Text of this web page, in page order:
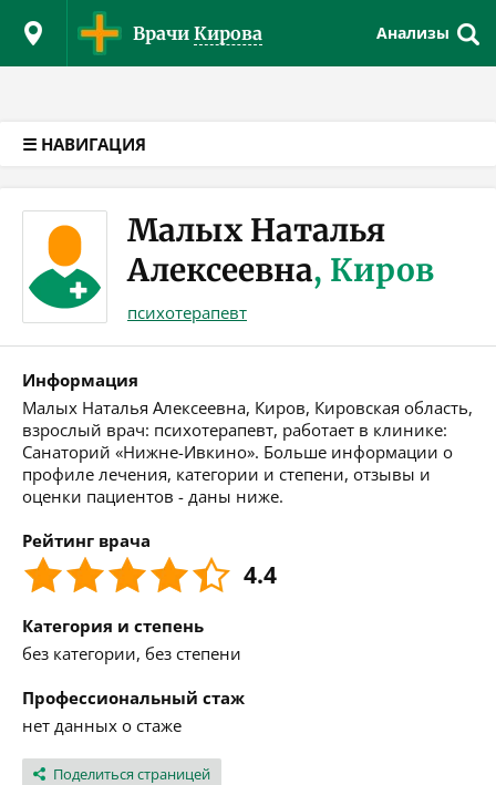
Врачи Кирова Анализы
☰ НАВИГАЦИЯ
Малых Наталья
Алексеевна, Киров
психотерапевт
Информация
Малых Наталья Алексеевна, Киров, Кировская область,
взрослый врач: психотерапевт, работает в клинике:
Санаторий «Нижне-Ивкино». Больше информации о
профиле лечения, категории и степени, отзывы и
оценки пациентов - даны ниже.
Рейтинг врача
4.4
Категория и степень
без категории, без степени
Профессиональный стаж
нет данных о стаже
Поделиться страницей